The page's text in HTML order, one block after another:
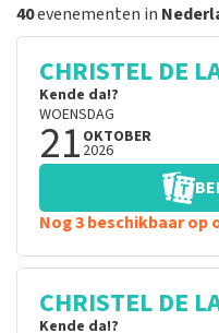
40evenementen in
CHRISTEL DE
Kende da!?
WOENSDAG
21 OKTOBER
2026
Nog 3 beschikbaar op
CHRISTEL DE
Kende da!?